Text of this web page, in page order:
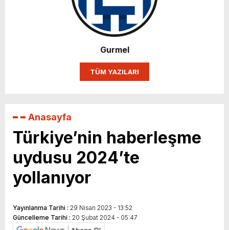
Karın yüzde 25’i Gazzeye Bağışlıyoruz
Sizlerin desteği ile…
Gurmel
TÜM YAZILARI
Anasayfa
Türkiye’nin haberleşme
uydusu 2024’te
yollanıyor
Yayınlanma Tarihi : 29 Nisan 2023 - 13:52
Güncelleme Tarihi : 20 Şubat 2024 - 05:47